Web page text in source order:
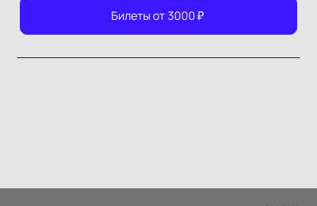
Билеты от 3000₽